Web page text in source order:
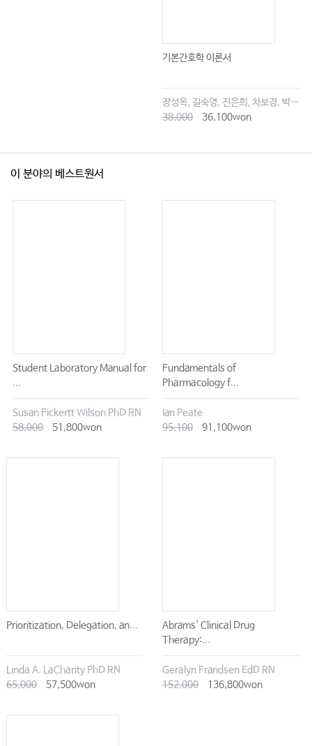
기본간호학 이론서
장성옥, 길숙영, 진은희, 차보경, 박창승, 김영희, 임세현, 김은재, 이해랑
38,000
36,100won
이 분야의 베스트원서
Student Laboratory Manual for
...
Susan Fickertt Wilson PhD RN
58,000
51,800won
Fundamentals of
Pharmacology f...
Ian Peate
95,100
91,100won
Prioritization, Delegation, an...
Linda A. LaCharity PhD RN
65,000
57,500won
Abrams` Clinical Drug
Therapy:...
Geralyn Frandsen EdD RN
152,000
136,800won